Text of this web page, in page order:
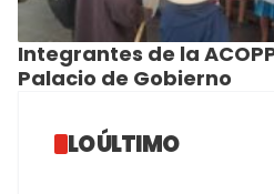
Integrantes de la
Palacio de Gobierno
LO ÚLTIMO